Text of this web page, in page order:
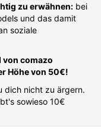
zu erwähnen: bei
und das damit
soziale
von comazo
Höhe von 50€!
dich nicht zu ärgern.
sowieso 10€